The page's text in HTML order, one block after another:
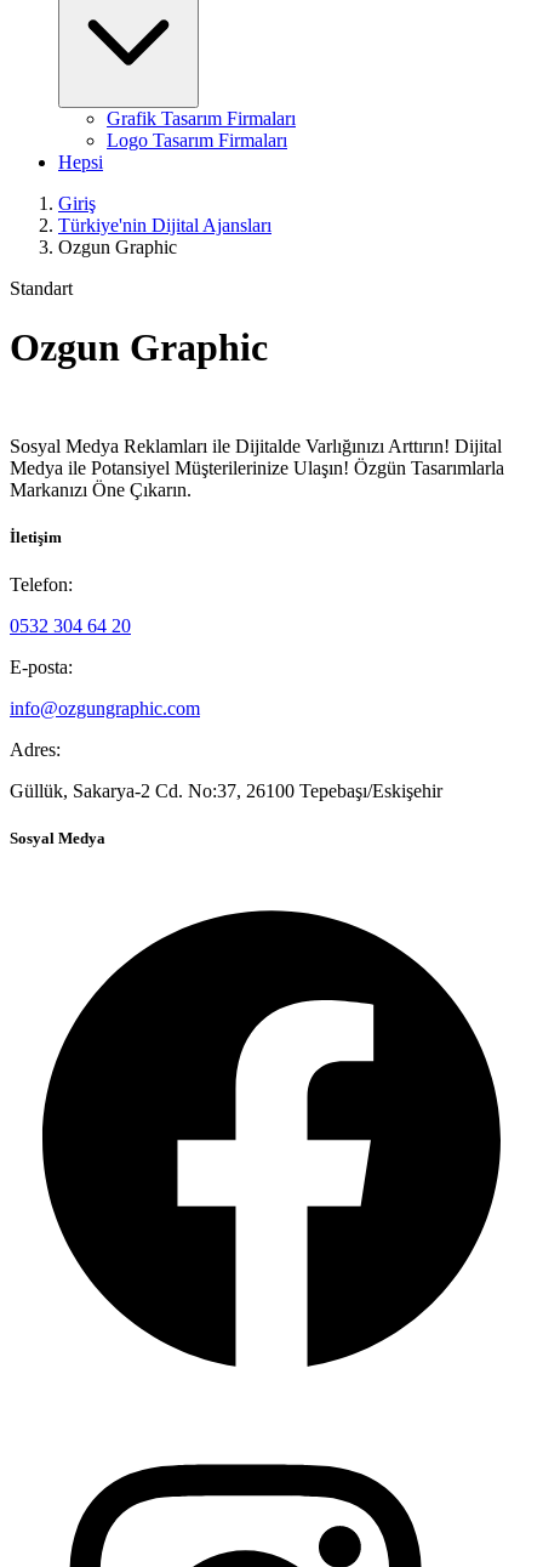
Grafik Tasarım Firmaları
Logo Tasarım Firmaları
Hepsi
Giriş
Türkiye'nin Dijital Ajansları
Ozgun Graphic
Standart
Ozgun Graphic
Sosyal Medya Reklamları ile Dijitalde Varlığınızı Arttırın! Dijital
Medya ile Potansiyel Müşterilerinize Ulaşın! Özgün Tasarımlarla
Markanızı Öne Çıkarın.
İletişim
Telefon:
0532 304 64 20
E-posta:
info@ozgungraphic.com
Adres:
Güllük, Sakarya-2 Cd. No:37, 26100 Tepebaşı/Eskişehir
Sosyal Medya